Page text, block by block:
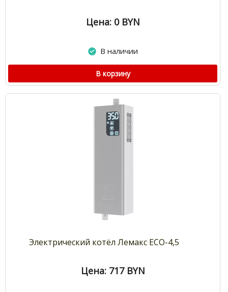
Цена: 0 BYN
В наличии
В корзину
Электрический котёл Лемакс ECO-4,5
Цена: 717 BYN